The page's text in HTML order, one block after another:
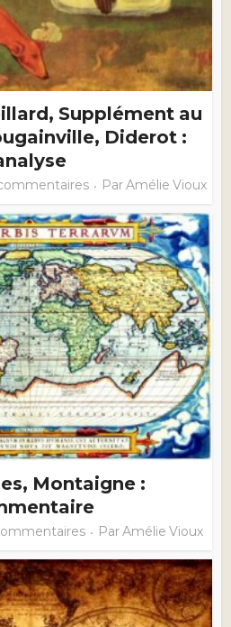
Supplément au
Diderot :
ParAmélie Vioux
Montaigne :
ParAmélie Vioux